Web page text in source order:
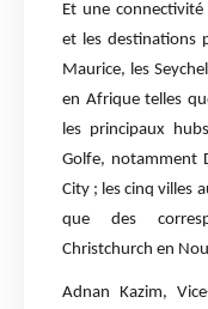
Et une
et les destinations
Maurice, les
en Afrique telles
les principaux
Golfe, notamment
City ; les cinq villes
que des
Christchurch en
Adnan Kazim,